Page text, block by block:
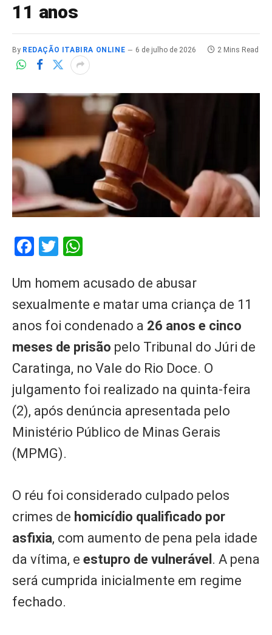
11 anos
By REDAÇÃO ITABIRA ONLINE 6 de julho de 2026 2 Mins Read
Facebook
Twitter
Um homem acusado de abusar
sexualmente e matar uma criança de 11
anos foi condenado a 26 anos e cinco
meses de prisão pelo Tribunal do Júri de
Caratinga, no Vale do Rio Doce. O
julgamento foi realizado na quinta-feira
(2), após denúncia apresentada pelo
Ministério Público de Minas Gerais
(MPMG).
O réu foi considerado culpado pelos
crimes de homicídio qualificado por
asfixia, com aumento de pena pela idade
da vítima, e estupro de vulnerável . A pena
será cumprida inicialmente em regime
fechado.